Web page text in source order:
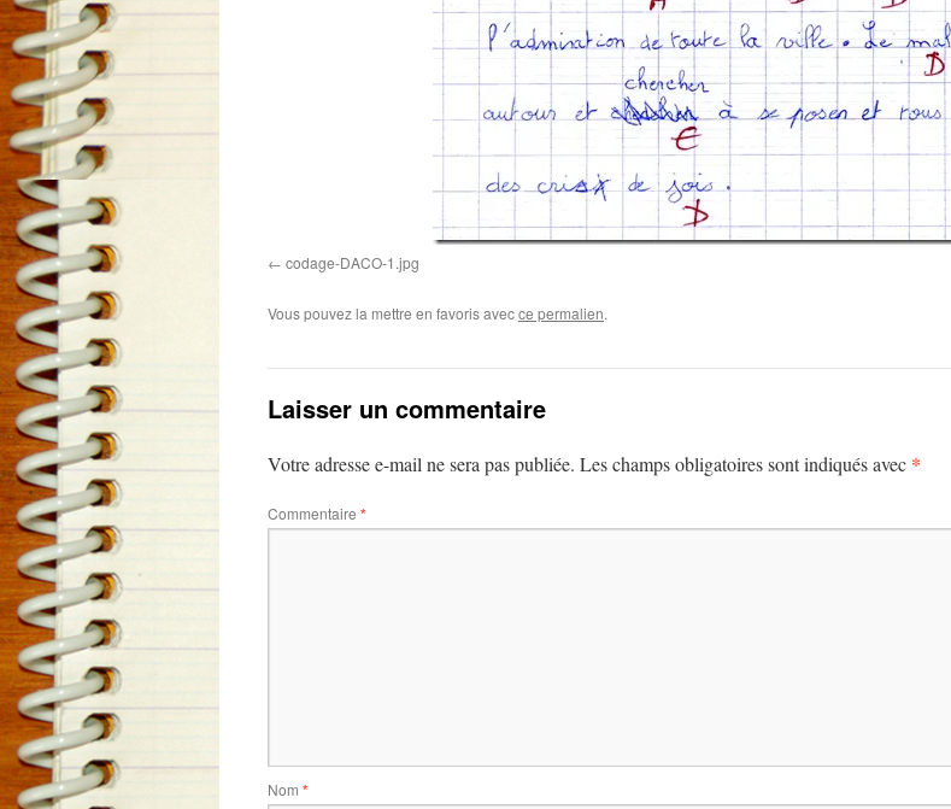
codage-DACO-1.jpg
Vous pouvez la mettre en favoris avecce permalien.
Laisser un commentaire
Votre adresse e-mail ne sera pas publiée. Les champs obligatoires sont indiqués avec *
Commentaire *
Nom *